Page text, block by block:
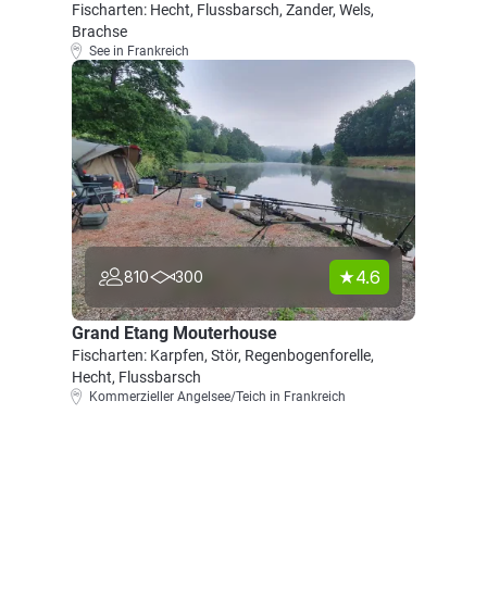
Fischarten: Hecht, Flussbarsch, Zander, Wels,
Brachse
See in Frankreich
810 300 4.6
Grand Etang Mouterhouse
Fischarten: Karpfen, Stör, Regenbogenforelle,
Hecht, Flussbarsch
Kommerzieller Angelsee/Teich in Frankreich